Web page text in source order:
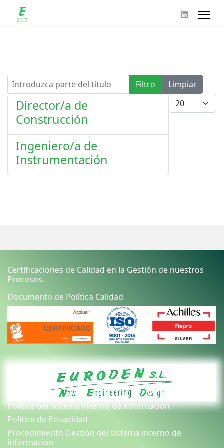
Introduzca parte del título Filtro
Limpiar
Cantidad
Director/a de
Construcción
Ingeniero/a de
Instrumentación
Certificaciones de Calidad en la Gestión de nuestros
Procesos.
Documento de Política Calidad
Política del sistema interno de información
Política de Privacidad
Procedimiento Gestión del sistema interno de
información